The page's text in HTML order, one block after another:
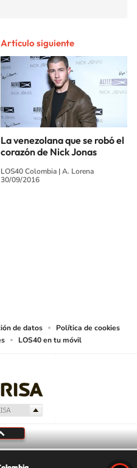
Artículo siguiente
La venezolana que se robó el
corazón de Nick Jonas
LOS40 Colombia |A. Lorena
30/09/2016
de datos
Política de cookies
LOS40 en tu móvil